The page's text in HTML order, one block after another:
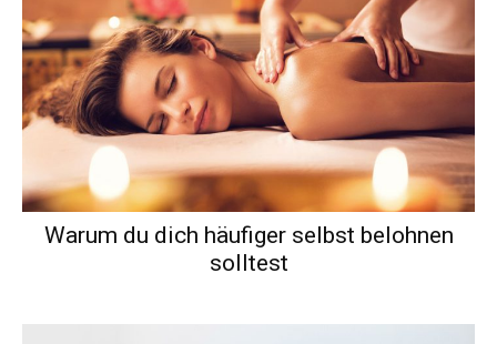
Warum du dich häufiger selbst belohnen
solltest